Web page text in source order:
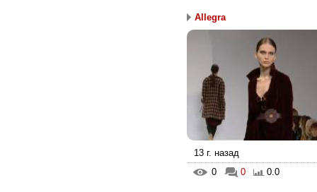
Allegra
13 г. назад
0
0 0.0